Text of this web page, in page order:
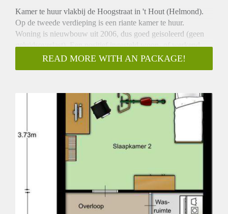
Kamer te huur vlakbij de Hoogstraat in 't Hout (Helmond).
Op de tweede verdieping is een riante kamer te huur.
Woning is nieuwbouw uit 2006, dus goed geisoleerd (geen
geluidsoverlast). Een positief ingesteld woon- of werkend
persoon zonder al teveel issues is gewenst.
Roken/drugs/blowen/verslavingen is een no-go.
READ MORE WITH AN PACKAGE!